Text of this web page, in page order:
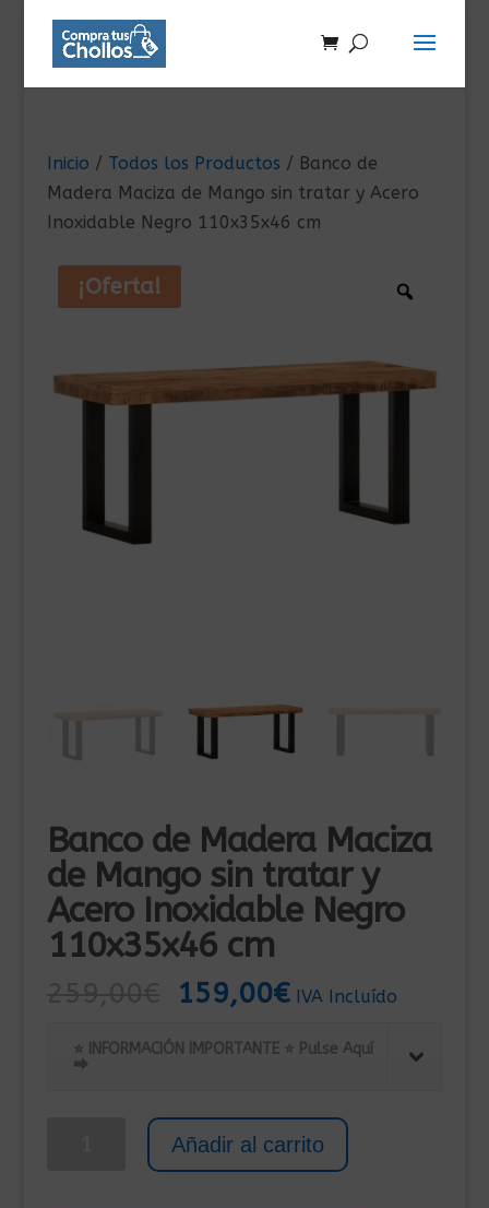
Inicio / Todos los Productos / Banco de
Madera Maciza de Mango sin tratar y Acero
Inoxidable Negro 110x35x46 cm
¡Oferta!
Banco de Madera Maciza
de Mango sin tratar y
Acero Inoxidable Negro
110x35x46 cm
El
original
259,00€.
159,00€El
actual
159,00€.
IVA Incluído
⭐ INFORMACIÓN IMPORTANTE ⭐ Pulse Aquí
⮕
Añadir al carrito